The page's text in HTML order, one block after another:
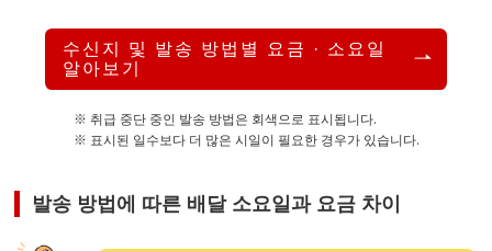
수신지 및 발송 방법별 요금 · 소요일
알아보기
※ 취급 중단 중인 발송 방법은 회색으로 표시됩니다.
※ 표시된 일수보다 더 많은 시일이 필요한 경우가 있습니다.
발송 방법에 따른 배달 소요일과 요금 차이